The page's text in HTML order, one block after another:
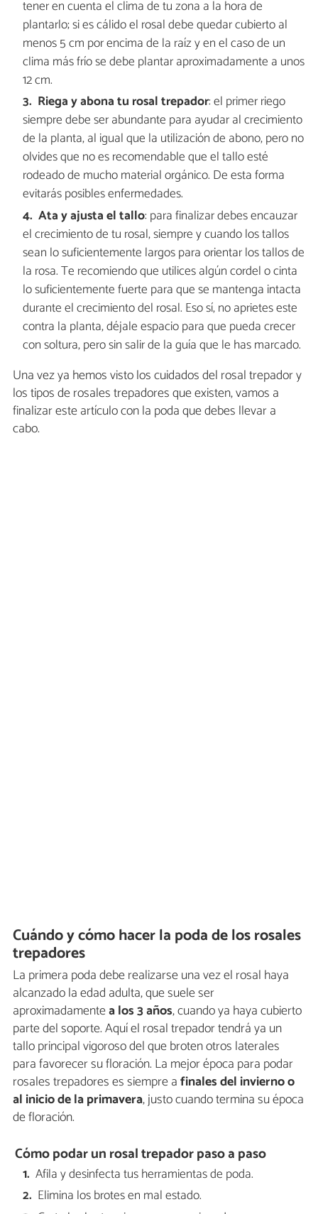
tener en cuenta el clima de tu zona a la hora de
plantarlo; si es cálido el rosal debe quedar cubierto al
menos 5 cm por encima de la raíz y en el caso de un
clima más frío se debe plantar aproximadamente a unos
12 cm.
Riega y abona tu rosal trepador:el primer riego
siempre debe ser abundante para ayudar al crecimiento
de la planta, al igual que la utilización de abono, pero no
olvides que no es recomendable que el tallo esté
rodeado de mucho material orgánico. De esta forma
evitarás posibles enfermedades.
Ata y ajusta el tallo: para finalizar debes encauzar
el crecimiento de tu rosal, siempre y cuando los tallos
sean lo suficientemente largos para orientar los tallos de
la rosa. Te recomiendo que utilices algún cordel o cinta
lo suficientemente fuerte para que se mantenga intacta
durante el crecimiento del rosal. Eso sí, no aprietes este
contra la planta, déjale espacio para que pueda crecer
con soltura, pero sin salir de la guía que le has marcado.
Una vez ya hemos visto los cuidados del rosal trepador y
los tipos de rosales trepadores que existen, vamos a
finalizar este artículo con la poda que debes llevar a
cabo.
Cuándo y cómo hacer la poda de los rosales
trepadores
La primera poda debe realizarse una vez el rosal haya
alcanzado la edad adulta, que suele ser
aproximadamentea los 3 años, cuando ya haya cubierto
parte del soporte. Aquí el rosal trepador tendrá ya un
tallo principal vigoroso del que broten otros laterales
para favorecer su floración. La mejor época para podar
rosales trepadores es siempre afinales del invierno o
al inicio de la primavera, justo cuando termina su época
de floración.
Cómo podar un rosal trepador paso a paso
Afila y desinfecta tus herramientas de poda.
Elimina los brotes en mal estado.